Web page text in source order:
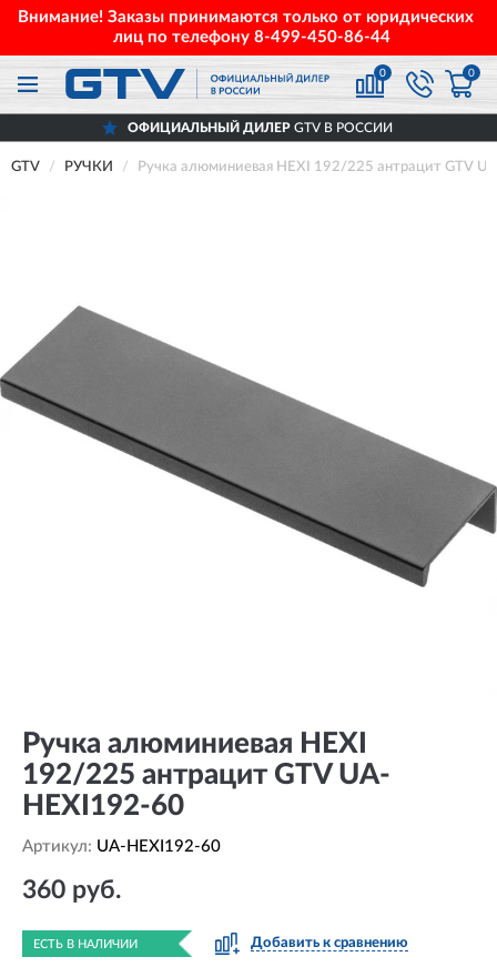
Внимание! Заказы принимаются только от юридических
лиц по телефону 8-499-450-86-44
0 0
ОФИЦИАЛЬНЫЙ ДИЛЕР GTV В РОССИИ
GTV РУЧКИ Ручка алюминиевая HEXI 192/225 антрацит GTV
Ручка алюминиевая HEXI
192/225 антрацит GTV UA-
HEXI192-60
Артикул: UA-HEXI192-60
360 руб.
ЕСТЬ В НАЛИЧИИ Добавить к сравнению